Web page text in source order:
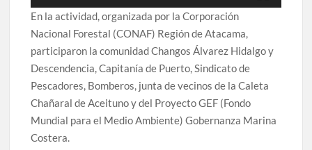
En la actividad, organizada por la Corporación
Nacional Forestal (CONAF) Región de Atacama,
participaron la comunidad Changos Álvarez Hidalgo y
Descendencia, Capitanía de Puerto, Sindicato de
Pescadores, Bomberos, junta de vecinos de la Caleta
Chañaral de Aceituno y del Proyecto GEF (Fondo
Mundial para el Medio Ambiente) Gobernanza Marina
Costera.